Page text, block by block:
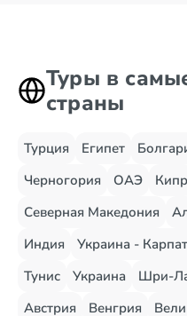
Туры в
страны
Турция Египет
Черногория
ОАЭ Кипр
Северная Македония
Индия
Украина -
Тунис
Украина Шри-
Австрия
Венгрия